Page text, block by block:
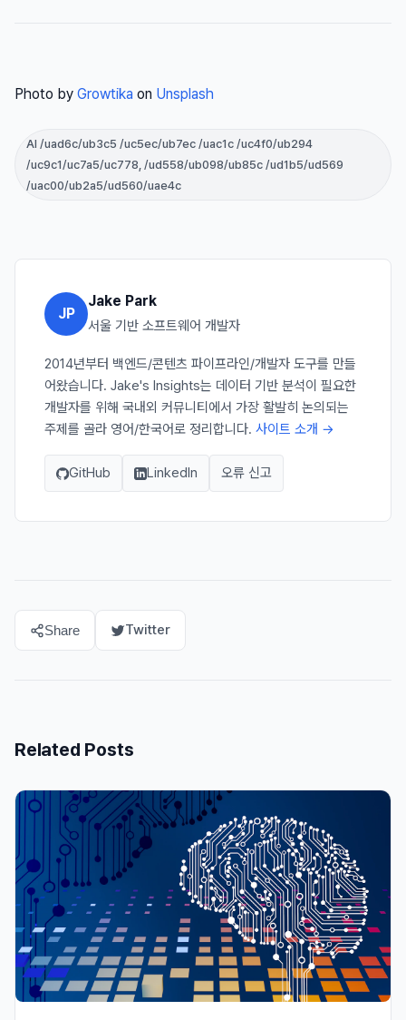
Photo by Growtika on Unsplash
AI /uad6c/ub3c5 /uc5ec/ub7ec /uac1c /uc4f0/ub294
/uc9c1/uc7a5/uc778, /ud558/ub098/ub85c /ud1b5/ud569
/uac00/ub2a5/ud560/uae4c
JP
Jake Park
서울 기반 소프트웨어 개발자
2014년부터 백엔드/콘텐츠 파이프라인/개발자 도구를 만들
어왔습니다. Jake's Insights는 데이터 기반 분석이 필요한
개발자를 위해 국내외 커뮤니티에서 가장 활발히 논의되는
주제를 골라 영어/한국어로 정리합니다. 사이트 소개 →
GitHub LinkedIn 오류 신고
Share Twitter
Related Posts